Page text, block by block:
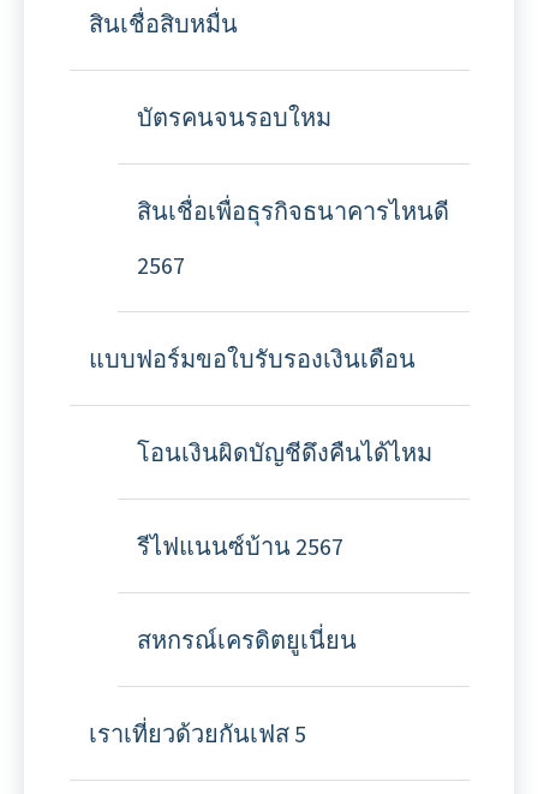
สินเชื่อสิบหมื่น
บัตรคนจนรอบใหม
สินเชื่อเพื่อธุรกิจธนาคารไหนดี
2567
แบบฟอร์มขอใบรับรองเงินเดือน
โอนเงินผิดบัญชีดึงคืนได้ไหม
รีไฟแนนซ์บ้าน 2567
สหกรณ์เครดิตยูเนี่ยน
เราเที่ยวด้วยกันเฟส 5